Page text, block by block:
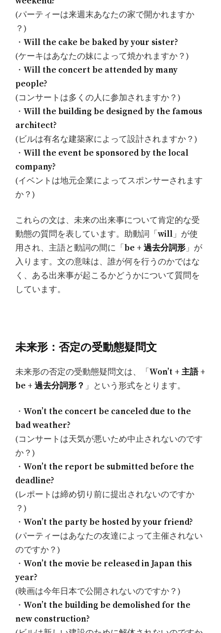
(パーティーは来週末あなたの家で開かれますか
？)
・Will the cake be baked by your sister?
(ケーキはあなたの妹によって焼かれますか？)
・Will the concert be attended by many
people?
(コンサートは多くの人に参加されますか？)
・Will the building be designed by the famous
architect?
(ビルは有名な建築家によって設計されますか？)
・Will the event be sponsored by the local
company?
(イベントは地元企業によってスポンサーされます
か？)
これらの文は、未来の出来事について肯定的な受
動態の質問を表しています。助動詞「will 」が使
用され、主語と動詞の間に「be + 過去分詞形 」が
入ります。文の意味は、誰が何を行うのかではな
く、ある出来事が起こるかどうかについて質問を
しています。
未来形：否定の受動態疑問文
未来形の否定の受動態疑問文は、「Won’t + 主語 +
be + 過去分詞形？ 」という形式をとります。
・Won’t the concert be canceled due to the
bad weather?
(コンサートは天気が悪いため中止されないのです
か？)
・Won’t the report be submitted before the
deadline?
(レポートは締め切り前に提出されないのですか
？)
・Won’t the party be hosted by your friend?
(パーティーはあなたの友達によって主催されない
のですか？)
・Won’t the movie be released in Japan this
year?
(映画は今年日本で公開されないのですか？)
・Won’t the building be demolished for the
new construction?